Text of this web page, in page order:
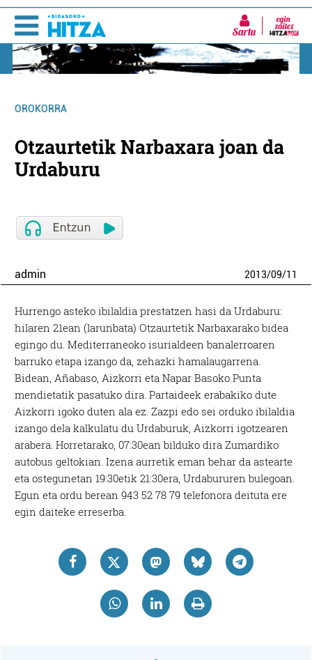
Sartu
OROKORRA
Otzaurtetik Narbaxara joan da
Urdaburu
admin 2013/09/11
Hurrengo asteko ibilaldia prestatzen hasi da Urdaburu:
hilaren 21ean (larunbata) Otzaurtetik Narbaxarako bidea
egingo du. Mediterraneoko isurialdeen banalerroaren
barruko etapa izango da, zehazki hamalaugarrena.
Bidean, Añabaso, Aizkorri eta Napar Basoko Punta
mendietatik pasatuko dira. Partaideek erabakiko dute
Aizkorri igoko duten ala ez. Zazpi edo sei orduko ibilaldia
izango dela kalkulatu du Urdaburuk, Aizkorri igotzearen
arabera. Horretarako, 07:30ean bilduko dira Zumardiko
autobus geltokian. Izena aurretik eman behar da astearte
eta ostegunetan 19:30etik 21:30era, Urdabururen bulegoan.
Egun eta ordu berean 943 52 78 79 telefonora deituta ere
egin daiteke erreserba.